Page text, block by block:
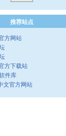
推荐站点
方网站
方下载站
件库
文官方网站